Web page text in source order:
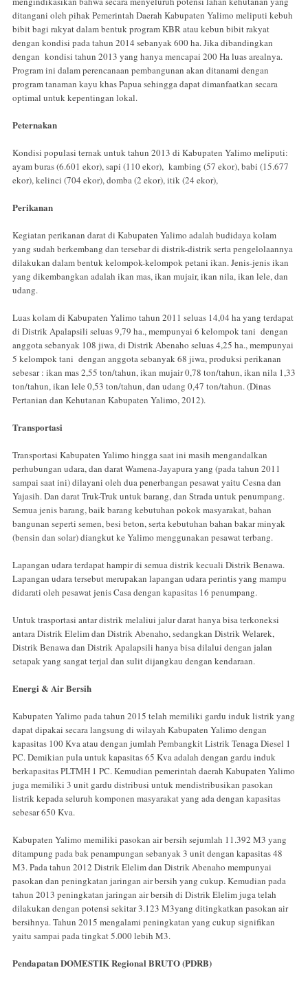
ditangani oleh pihak Pemerintah Daerah Kabupaten Yalimo meliputi kebuh
bibit bagi rakyat dalam bentuk program KBR atau kebun bibit rakyat
dengan kondisi pada tahun 2014 sebanyak 600 ha. Jika dibandingkan
dengan kondisi tahun 2013 yang hanya mencapai 200 Ha luas arealnya.
Program ini dalam perencanaan pembangunan akan ditanami dengan
program tanaman kayu khas Papua sehingga dapat dimanfaatkan secara
optimal untuk kepentingan lokal.
Peternakan
Kondisi populasi ternak untuk tahun 2013 di Kabupaten Yalimo meliputi:
ayam buras (6.601 ekor), sapi (110 ekor), kambing (57 ekor), babi (15.677
ekor), kelinci (704 ekor), domba (2 ekor), itik (24 ekor),
Perikanan
Kegiatan perikanan darat di Kabupaten Yalimo adalah budidaya kolam
yang sudah berkembang dan tersebar di distrik-distrik serta pengelolaannya
dilakukan dalam bentuk kelompok-kelompok petani ikan. Jenis-jenis ikan
yang dikembangkan adalah ikan mas, ikan mujair, ikan nila, ikan lele, dan
udang.
Luas kolam di Kabupaten Yalimo tahun 2011 seluas 14,04 ha yang terdapat
di Distrik Apalapsili seluas 9,79 ha., mempunyai 6 kelompok tani dengan
anggota sebanyak 108 jiwa, di Distrik Abenaho seluas 4,25 ha., mempunyai
5 kelompok tani dengan anggota sebanyak 68 jiwa, produksi perikanan
sebesar : ikan mas 2,55 ton/tahun, ikan mujair 0,78 ton/tahun, ikan nila 1,33
ton/tahun, ikan lele 0,53 ton/tahun, dan udang 0,47 ton/tahun. (Dinas
Pertanian dan Kehutanan Kabupaten Yalimo, 2012).
Transportasi
Transportasi Kabupaten Yalimo hingga saat ini masih mengandalkan
perhubungan udara, dan darat Wamena-Jayapura yang (pada tahun 2011
sampai saat ini) dilayani oleh dua penerbangan pesawat yaitu Cesna dan
Yajasih. Dan darat Truk-Truk untuk barang, dan Strada untuk penumpang.
Semua jenis barang, baik barang kebutuhan pokok masyarakat, bahan
bangunan seperti semen, besi beton, serta kebutuhan bahan bakar minyak
(bensin dan solar) diangkut ke Yalimo menggunakan pesawat terbang.
Lapangan udara terdapat hampir di semua distrik kecuali Distrik Benawa.
Lapangan udara tersebut merupakan lapangan udara perintis yang mampu
didarati oleh pesawat jenis Casa dengan kapasitas 16 penumpang.
Untuk trasportasi antar distrik melaliui jalur darat hanya bisa terkoneksi
antara Distrik Elelim dan Distrik Abenaho, sedangkan Distrik Welarek,
Distrik Benawa dan Distrik Apalapsili hanya bisa dilalui dengan jalan
setapak yang sangat terjal dan sulit dijangkau dengan kendaraan.
Energi & Air Bersih
Kabupaten Yalimo pada tahun 2015 telah memiliki gardu induk listrik yang
dapat dipakai secara langsung di wilayah Kabupaten Yalimo dengan
kapasitas 100 Kva atau dengan jumlah Pembangkit Listrik Tenaga Diesel 1
PC. Demikian pula untuk kapasitas 65 Kva adalah dengan gardu induk
berkapasitas PLTMH 1 PC. Kemudian pemerintah daerah Kabupaten Yalimo
juga memiliki 3 unit gardu distribusi untuk mendistribusikan pasokan
listrik kepada seluruh komponen masyarakat yang ada dengan kapasitas
sebesar 650 Kva.
Kabupaten Yalimo memiliki pasokan air bersih sejumlah 11.392 M3 yang
ditampung pada bak penampungan sebanyak 3 unit dengan kapasitas 48
M3. Pada tahun 2012 Distrik Elelim dan Distrik Abenaho mempunyai
pasokan dan peningkatan jaringan air bersih yang cukup. Kemudian pada
tahun 2013 peningkatan jaringan air bersih di Distrik Elelim juga telah
dilakukan dengan potensi sekitar 3.123 M3yang ditingkatkan pasokan air
bersihnya. Tahun 2015 mengalami peningkatan yang cukup signifikan
yaitu sampai pada tingkat 5.000 lebih M3.
Pendapatan DOMESTIK Regional BRUTO (PDRB)